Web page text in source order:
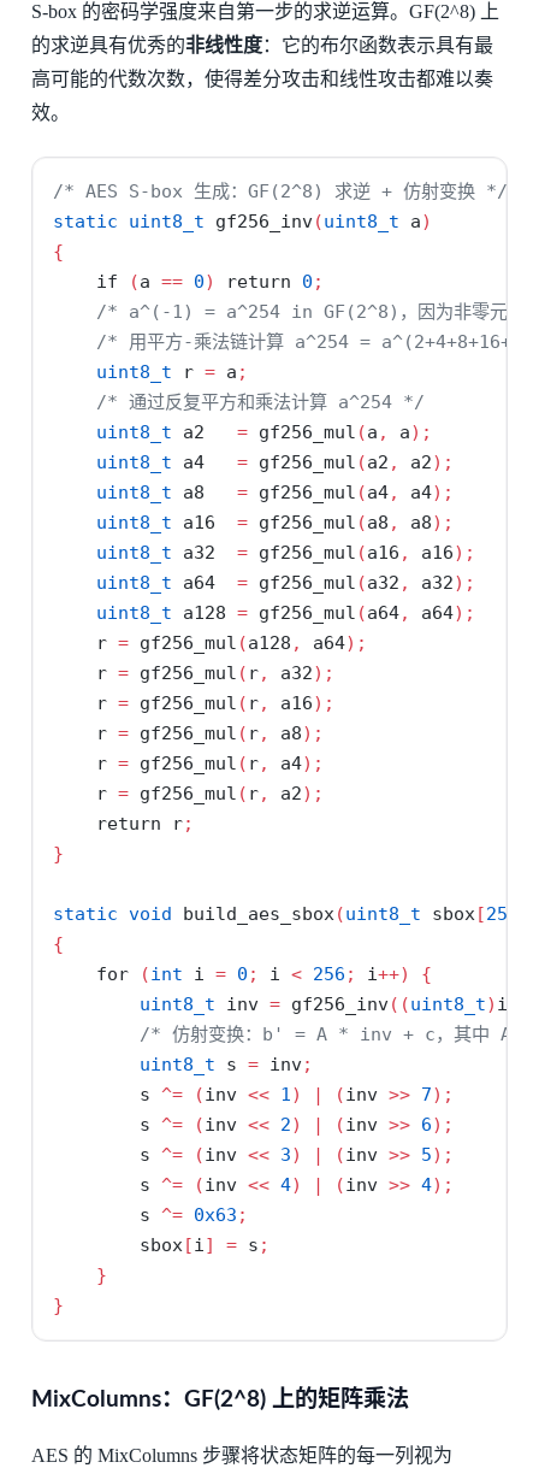
S-box 的密码学强度来自第一步的求逆运算。GF(2^8) 上
的求逆具有优秀的非线性度：它的布尔函数表示具有最
高可能的代数次数，使得差分攻击和线性攻击都难以奏
效。
/* AES S-box 生成：GF(2^8) 求逆 + 仿射变换 */
static
uint8_t gf256_inv(uint8_t a)
{
if
(a == 0) return 0 ;
/* a^(-1) = a^254 in GF(2^8)，因为非零元素
/* 用平方-乘法链计算 a^254 =
uint8_t r = a ;
/* 通过反复平方和乘法计算 a^254 */
uint8_t a2 = gf256_mul (a , a);
uint8_t a4 = gf256_mul (a2 , a2);
uint8_t a8 = gf256_mul (a4, a4);
uint8_t a16 = gf256_mul (a8 , a8);
uint8_t a32 = gf256_mul (a16 , a16);
uint8_t a64 = gf256_mul (a32 , a32);
uint8_t a128 = gf256_mul (a64, a64);
    r
= gf256_mul (a128 , a64);
    r
= gf256_mul ( r, a32);
    r
= gf256_mul ( r, a16);
    r
= gf256_mul ( r, a8);
    r
= gf256_mul ( r, a4);
    r
= gf256_mul ( r, a2);
return r;
}
static void build_aes_sbox(uint8_t sbox [256
{
for
(int i = 0 ; i < 256 ; i++)
{
uint8_t inv = gf256_inv((uint8_t) i
/* 仿射变换：b' = A * inv + c，其中 A
uint8_t s = inv;
        s
^= (inv << 1) (inv >> 7);
        s
^= (inv << 2) (inv >> 6);
        s
^= (inv << 3) (inv >> 5);
        s
^= (inv << 4) (inv >> 4);
        s
^= 0x63 ;
        sbox
[i] = s ;
}
}
MixColumns：GF(2^8) 上的矩阵乘法
AES 的 MixColumns 步骤将状态矩阵的每一列视为